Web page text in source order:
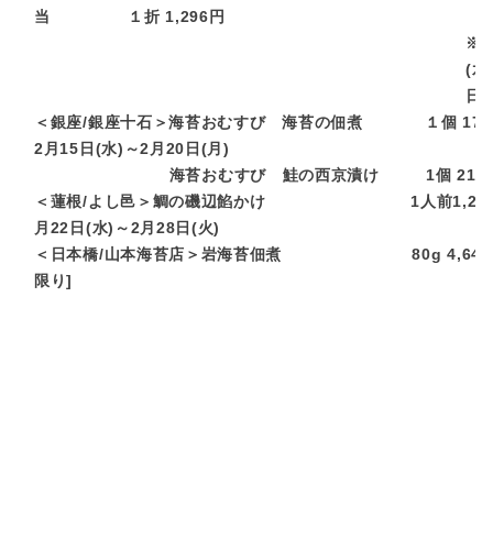
当 １折 1,296円
※2
(水
日(
＜銀座/銀座十石＞海苔おむすび 海苔の佃煮 １個
2月15日(水)～2月20日(月)
海苔おむすび 鮭の西京漬け 1個
＜蓮根/よし邑＞鯛の磯辺餡かけ 1人前1,296
月22日(水)～2月28日(火)
＜日本橋/山本海苔店＞岩海苔佃煮 80g 4,644
限り]